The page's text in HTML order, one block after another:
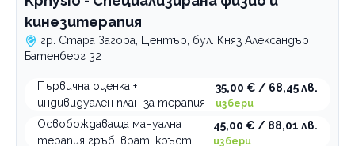
кинезитерапия
гр. Стара Загора, Център, бул. Княз Александър
Батенберг 32
Първична оценка +
индивидуален план за терапия
35,00 € / 68,45 лв.
избери
Освобождаваща мануална
терапия гръб, врат, кръст
45,00 € / 88,01 лв.
избери